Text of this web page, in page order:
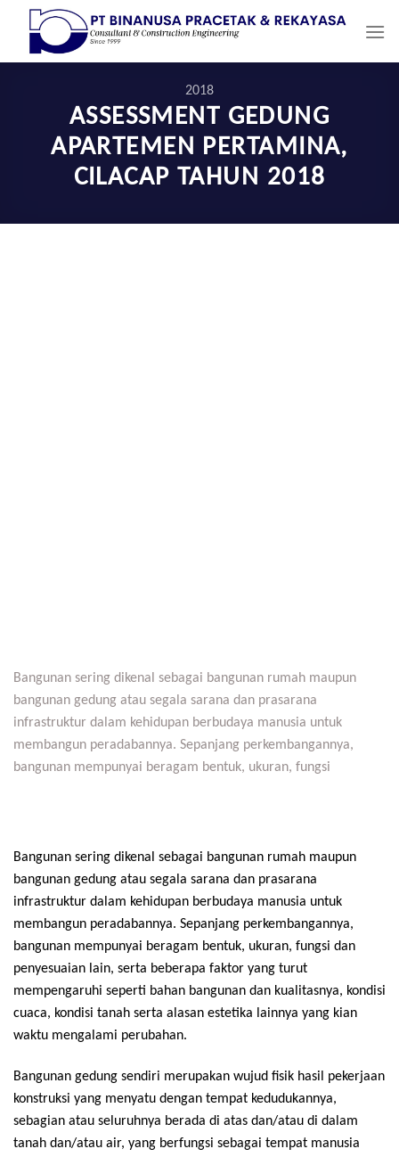
content
2018
ASSESSMENT GEDUNG
APARTEMEN PERTAMINA,
CILACAP TAHUN 2018
Bangunan sering dikenal sebagai bangunan rumah maupun
bangunan gedung atau segala sarana dan prasarana
infrastruktur dalam kehidupan berbudaya manusia untuk
membangun peradabannya. Sepanjang perkembangannya,
bangunan mempunyai beragam bentuk, ukuran, fungsi
Bangunan sering dikenal sebagai bangunan rumah maupun
bangunan gedung atau segala sarana dan prasarana
infrastruktur dalam kehidupan berbudaya manusia untuk
membangun peradabannya. Sepanjang perkembangannya,
bangunan mempunyai beragam bentuk, ukuran, fungsi dan
penyesuaian lain, serta beberapa faktor yang turut
mempengaruhi seperti bahan bangunan dan kualitasnya, kondisi
cuaca, kondisi tanah serta alasan estetika lainnya yang kian
waktu mengalami perubahan.
Bangunan gedung sendiri merupakan wujud fisik hasil pekerjaan
konstruksi yang menyatu dengan tempat kedudukannya,
sebagian atau seluruhnya berada di atas dan/atau di dalam
tanah dan/atau air, yang berfungsi sebagai tempat manusia